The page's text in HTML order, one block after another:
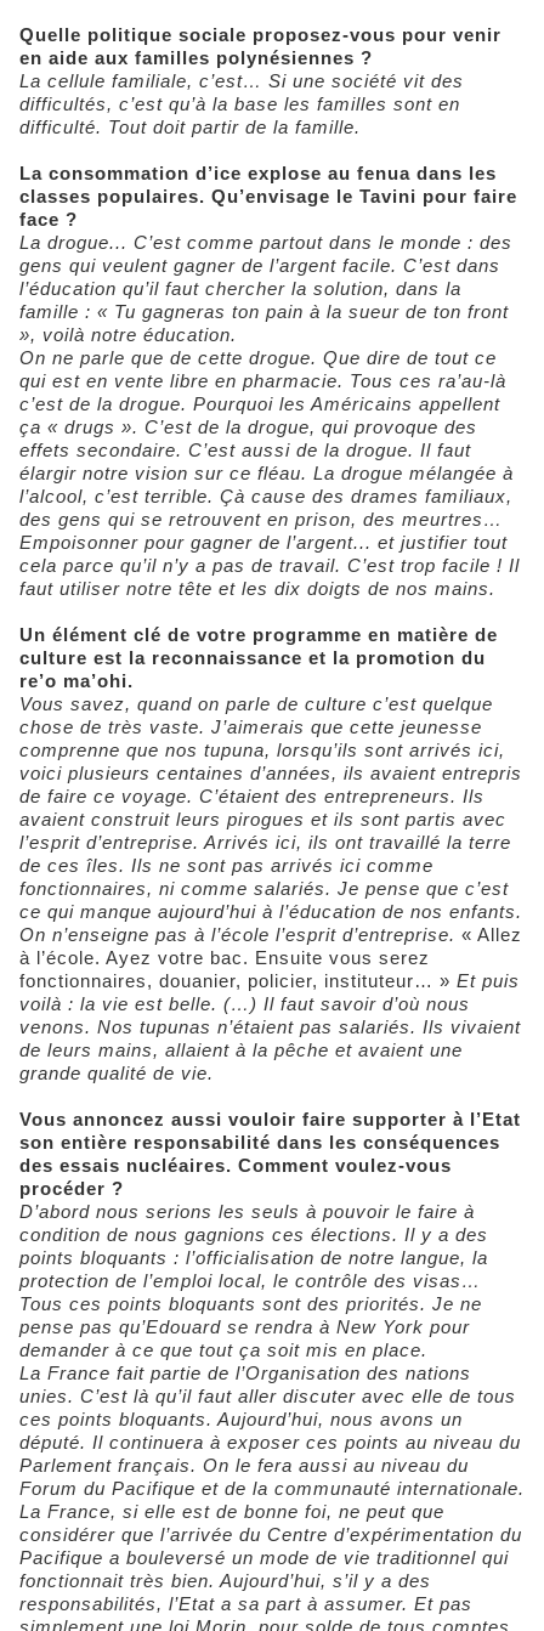
Quelle politique sociale proposez-vous pour venir
en aide aux familles polynésiennes ?
La cellule familiale, c’est… Si une société vit des
difficultés, c’est qu’à la base les familles sont en
difficulté. Tout doit partir de la famille.
La consommation d’ice explose au fenua dans les
classes populaires. Qu’envisage le Tavini pour faire
face ?
La drogue... C’est comme partout dans le monde : des
gens qui veulent gagner de l’argent facile. C’est dans
l’éducation qu’il faut chercher la solution, dans la
famille : « Tu gagneras ton pain à la sueur de ton front
», voilà notre éducation.
On ne parle que de cette drogue. Que dire de tout ce
qui est en vente libre en pharmacie. Tous ces ra’au-là
c’est de la drogue. Pourquoi les Américains appellent
ça « drugs ». C’est de la drogue, qui provoque des
effets secondaire. C’est aussi de la drogue. Il faut
élargir notre vision sur ce fléau. La drogue mélangée à
l’alcool, c’est terrible. Çà cause des drames familiaux,
des gens qui se retrouvent en prison, des meurtres…
Empoisonner pour gagner de l’argent... et justifier tout
cela parce qu’il n’y a pas de travail. C’est trop facile ! Il
faut utiliser notre tête et les dix doigts de nos mains.
Un élément clé de votre programme en matière de
culture est la reconnaissance et la promotion du
re’o ma’ohi.
Vous savez, quand on parle de culture c’est quelque
chose de très vaste. J’aimerais que cette jeunesse
comprenne que nos tupuna, lorsqu’ils sont arrivés ici,
voici plusieurs centaines d’années, ils avaient entrepris
de faire ce voyage. C’étaient des entrepreneurs. Ils
avaient construit leurs pirogues et ils sont partis avec
l’esprit d’entreprise. Arrivés ici, ils ont travaillé la terre
de ces îles. Ils ne sont pas arrivés ici comme
fonctionnaires, ni comme salariés. Je pense que c’est
ce qui manque aujourd’hui à l’éducation de nos enfants.
On n’enseigne pas à l’école l’esprit d’entreprise. « Allez
à l’école. Ayez votre bac. Ensuite vous serez
fonctionnaires, douanier, policier, instituteur… » Et puis
voilà : la vie est belle. (…) Il faut savoir d’où nous
venons. Nos tupunas n’étaient pas salariés. Ils vivaient
de leurs mains, allaient à la pêche et avaient une
grande qualité de vie.
Vous annoncez aussi vouloir faire supporter à l’Etat
son entière responsabilité dans les conséquences
des essais nucléaires. Comment voulez-vous
procéder ?
D’abord nous serions les seuls à pouvoir le faire à
condition de nous gagnions ces élections. Il y a des
points bloquants : l’officialisation de notre langue, la
protection de l’emploi local, le contrôle des visas…
Tous ces points bloquants sont des priorités. Je ne
pense pas qu’Edouard se rendra à New York pour
demander à ce que tout ça soit mis en place.
La France fait partie de l’Organisation des nations
unies. C’est là qu’il faut aller discuter avec elle de tous
ces points bloquants. Aujourd’hui, nous avons un
député. Il continuera à exposer ces points au niveau du
Parlement français. On le fera aussi au niveau du
Forum du Pacifique et de la communauté internationale.
La France, si elle est de bonne foi, ne peut que
considérer que l’arrivée du Centre d’expérimentation du
Pacifique a bouleversé un mode de vie traditionnel qui
fonctionnait très bien. Aujourd’hui, s’il y a des
responsabilités, l’Etat a sa part à assumer. Et pas
simplement une loi Morin, pour solde de tous comptes.